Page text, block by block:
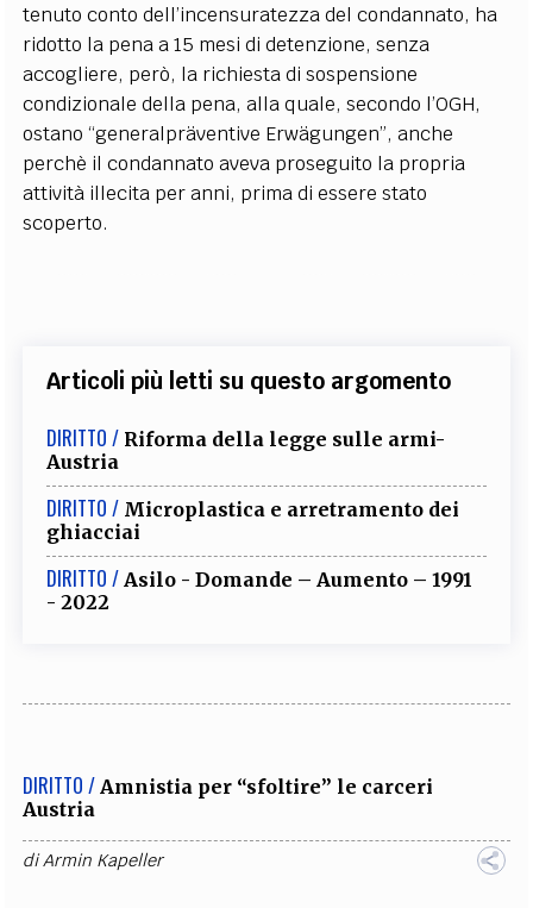
tenuto conto dell’incensuratezza del condannato, ha
ridotto la pena a 15 mesi di detenzione, senza
accogliere, però, la richiesta di sospensione
condizionale della pena, alla quale, secondo l’OGH,
ostano “generalpräventive Erwägungen”, anche
perchè il condannato aveva proseguito la propria
attività illecita per anni, prima di essere stato
scoperto.
Articoli più letti su questo argomento
DIRITTO / Riforma della legge sulle armi-
Austria
DIRITTO / Microplastica e arretramento dei
ghiacciai
DIRITTO / Asilo - Domande – Aumento – 1991
- 2022
DIRITTO / Amnistia per “sfoltire” le carceri
Austria
diArmin Kapeller